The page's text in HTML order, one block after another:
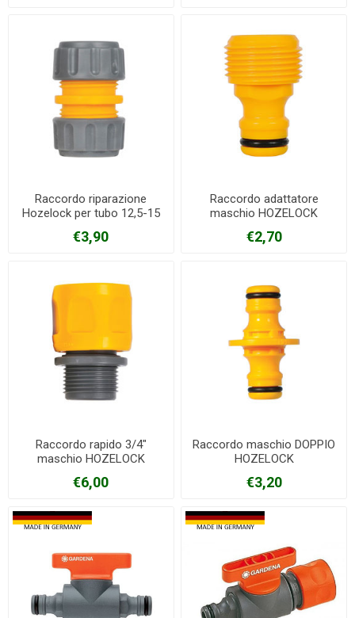
Raccordo riparazione
Hozelock per tubo 12,5-15
€3,90
Raccordo adattatore
maschio HOZELOCK
€2,70
Raccordo rapido 3/4"
maschio HOZELOCK
€6,00
Raccordo maschio DOPPIO
HOZELOCK
€3,20